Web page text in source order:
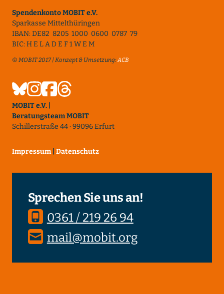
Spendenkonto MOBIT e.V.
Sparkasse Mittelthüringen
IBAN: DE82 8205 1000 0600 0787 79
BIC: H E L A D E F 1 W E M
© MOBIT 2017 | Konzept & Umsetzung:ACB
MOBIT e.V. |
Beratungsteam MOBIT
Schillerstraße 44 · 99096 Erfurt
Impressum Datenschutz
Sprechen Sie uns an!
0361 / 219 26 94
mail@mobit.org